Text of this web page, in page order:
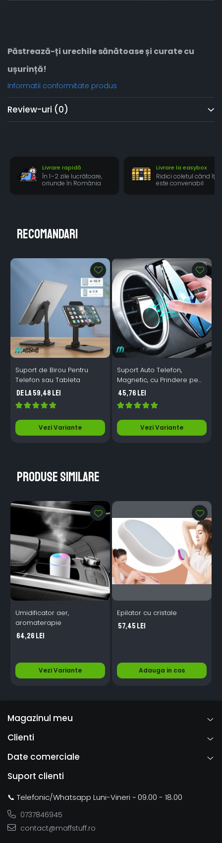
Păstrează-ți urechile sănătoase și curate cu
ușurință!
Informatii conformitate produs
Review-uri (0)
Livrare rapidă
În 1–2 zile lucrătoare,
oriunde în România
Livrare la easybox
Ridici coletul când îți
este convenabil
Recomandari
Suport de Birou Pentru
Telefon sau Tableta
de la 59,48 Lei
Vezi Variante
Suport Auto Telefon,
Magnetic, cu Prindere pe
Grila de Ventilatie
45,76 Lei
Vezi Variante
Produse similare
Umidificator aer,
aromaterapie
64,26 Lei
Vezi Variante
Epilator cu cristale
57,45 Lei
Adauga in cos
Magazinul meu
Clienti
Date comerciale
Suport clienti
📞 Telefonic/Whatsapp Luni-Vineri ~ 09.00 - 18.00
0737846945
contact@maffstuff.ro